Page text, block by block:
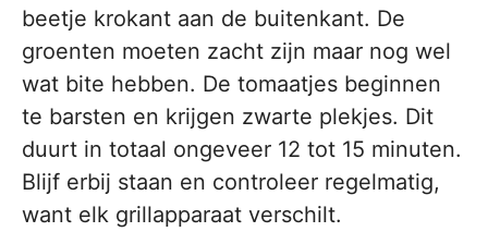
beetje krokant aan de buitenkant. De
groenten moeten zacht zijn maar nog wel
wat bite hebben. De tomaatjes beginnen
te barsten en krijgen zwarte plekjes. Dit
duurt in totaal ongeveer 12 tot 15 minuten.
Blijf erbij staan en controleer regelmatig,
want elk grillapparaat verschilt.